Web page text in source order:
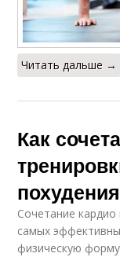
Читать дальше →
Как
похудения
Сочетание
самых
физическую